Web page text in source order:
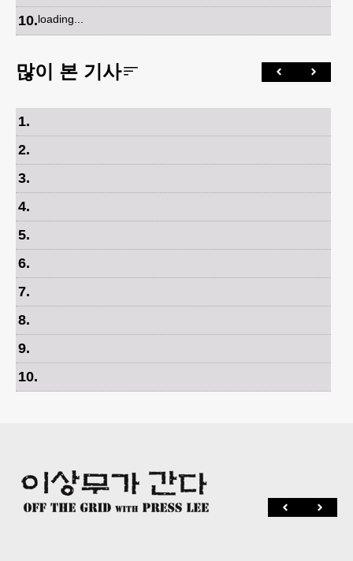
10.loading...
많이 본 기사
1.
2.
3.
4.
5.
6.
7.
8.
9.
10.